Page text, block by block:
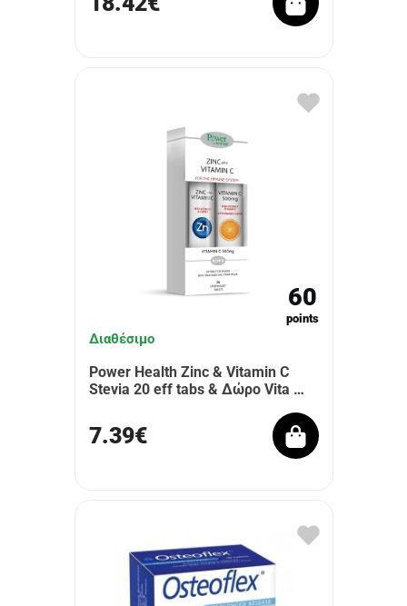
60
points
Διαθέσιμο
Power Health Zinc & Vitamin C
Stevia 20 eff tabs & Δώρο Vita …
7.39€